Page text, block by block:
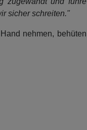
sicher schreiten."
nehmen, behüten